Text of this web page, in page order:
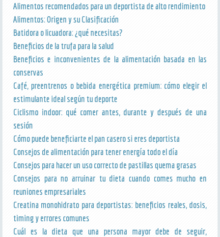
Alimentos recomendados para un deportista de alto rendimiento
Alimentos: Origen y su Clasificación
Batidora o licuadora: ¿qué necesitas?
Beneficios de la trufa para la salud
Beneficios e inconvenientes de la alimentación basada en las
conservas
Café, preentrenos o bebida energética premium: cómo elegir el
estimulante ideal según tu deporte
Ciclismo indoor: qué comer antes, durante y después de una
sesión
Cómo puede beneficiarte el pan casero si eres deportista
Consejos de alimentación para tener energía todo el día
Consejos para hacer un uso correcto de pastillas quema grasas
Consejos para no arruinar tu dieta cuando comes mucho en
reuniones empresariales
Creatina monohidrato para deportistas: beneficios reales, dosis,
timing y errores comunes
Cuál es la dieta que una persona mayor debe de seguir,